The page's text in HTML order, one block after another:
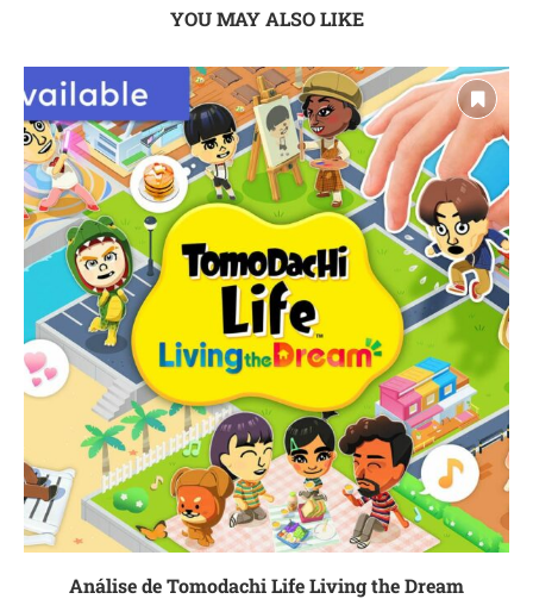
YOU MAY ALSO LIKE
Análise de Tomodachi Life Living the Dream